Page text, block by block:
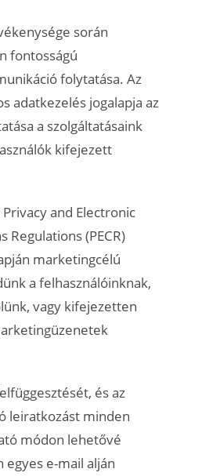
során
fontosságú
folytatása. Az
adatkezelés jogalapja az
a szolgáltatásaink
kifejezett
and Electronic
Regulations (PECR)
marketingcélú
a felhasználóinknak,
vagy kifejezetten
és az
leiratkozást minden
módon lehetővé
egyes e-mail alján